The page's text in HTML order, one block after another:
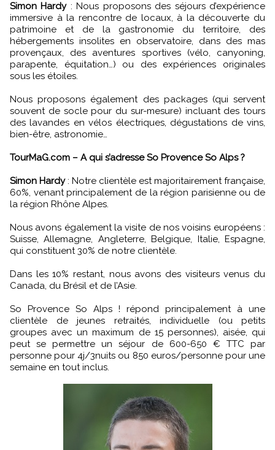
Simon Hardy: Nous proposons des séjours d’expérience
immersive à la rencontre de locaux, à la découverte du
patrimoine et de la gastronomie du territoire, des
hébergements insolites en observatoire, dans des mas
provençaux, des aventures sportives (vélo, canyoning,
parapente, équitation…) ou des expériences originales
sous les étoiles.
Nous proposons également des packages (qui servent
souvent de socle pour du sur-mesure) incluant des tours
des lavandes en vélos électriques, dégustations de vins,
bien-être, astronomie…
TourMaG.com – A qui s’adresse So Provence So Alps ?
Simon Hardy: Notre clientèle est majoritairement française,
60%, venant principalement de la région parisienne ou de
la région Rhône Alpes.
Nous avons également la visite de nos voisins européens :
Suisse, Allemagne, Angleterre, Belgique, Italie, Espagne,
qui constituent 30% de notre clientèle.
Dans les 10% restant, nous avons des visiteurs venus du
Canada, du Brésil et de l’Asie.
So Provence So Alps ! répond principalement à une
clientèle de jeunes retraités, individuelle (ou petits
groupes avec un maximum de 15 personnes), aisée, qui
peut se permettre un séjour de 600-650 € TTC par
personne pour 4j/3nuits ou 850 euros/personne pour une
semaine en tout inclus.